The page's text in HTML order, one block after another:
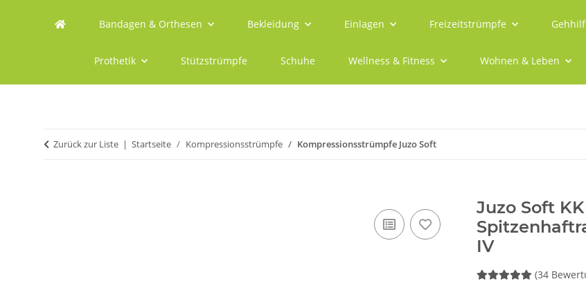
Bandagen & Orthesen Bekleidung Einlagen Freizeitstrümpfe
Prothetik Stützstrümpfe Schuhe Wellness & Fitness Wohnen & Leben
Zurück zur Liste Startseite Kompressionsstrümpfe Kompressionsstrümpfe Juzo Soft
Juzo Soft
IV
(34